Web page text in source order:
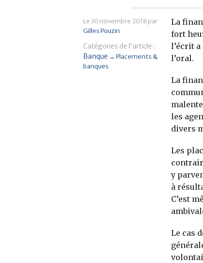
Marchés
Relations clients
Réglementation
Marchés
Pratique et
Le 30 novembre 2018 par
Gilles Pouzin
Catégories de l'article :
Banque → Placements &
banques
La
fort
l’écrit
l’oral.
La
les
divers
Les
y
à
C’est
Le cas